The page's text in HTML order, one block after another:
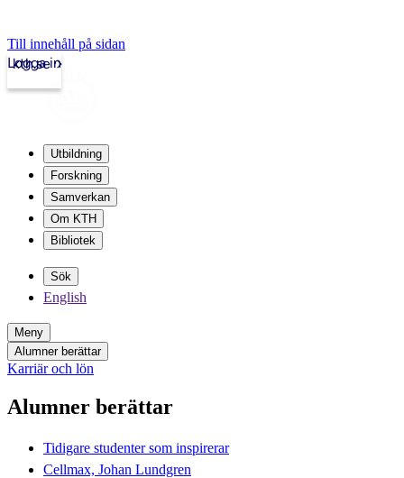
Till innehåll på sidan
kth.se
Logga in
Utbildning
Forskning
Samverkan
Om KTH
Bibliotek
Sök
English
Meny
Alumner berättar
Karriär och lön
Alumner berättar
Tidigare studenter som inspirerar
Cellmax, Johan Lundgren